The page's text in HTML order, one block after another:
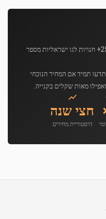
Fliplop סורק אוטומטית מחירים מ-25+ חנויות לגו ישראליות מספר
תמיד אם המחיר הנוכחי
מאות שקלים בקנייה.
חצי שנה
היסטוריית מחירים